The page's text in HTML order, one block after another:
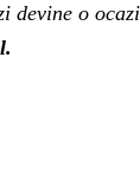
devine o